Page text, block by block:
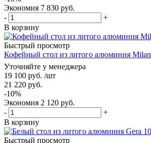
Экономия 7 830 руб.
-
+
В корзину
Быстрый просмотр
Кофейный стол из литого алюминия Milan
Уточняйте у менеджера
19 100 руб. /шт
21 220 руб.
-10%
Экономия 2 120 руб.
-
+
В корзину
Быстрый просмотр